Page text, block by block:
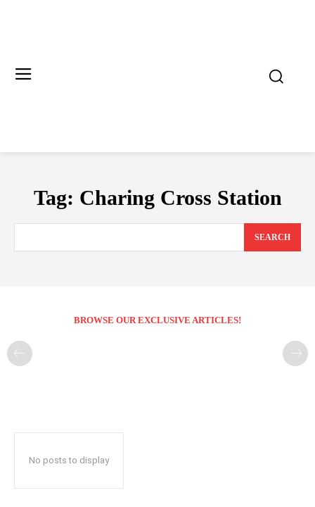
Tag: Charing Cross Station
SEARCH
BROWSE OUR EXCLUSIVE ARTICLES!
No posts to display